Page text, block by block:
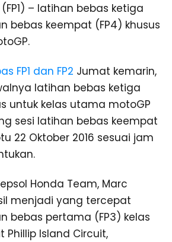
– latihan bebas ketiga
bebas keempat (FP4) khusus
FP1 dan FP2 Jumat kemarin,
latihan bebas ketiga
untuk kelas utama motoGP
sesi latihan bebas keempat
22 Oktober 2016 sesuai jam
Honda Team, Marc
menjadi yang tercepat
bebas pertama (FP3) kelas
Phillip Island Circuit,